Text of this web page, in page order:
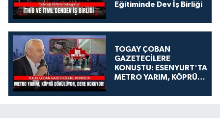
Eğitiminde Dev İş Birliği
TOGAY ÇOBAN
GAZETECİLERE
KONUŞTU: ESENYURT'TA
METRO YARIM, KÖPRÜ
KOKUYOR!